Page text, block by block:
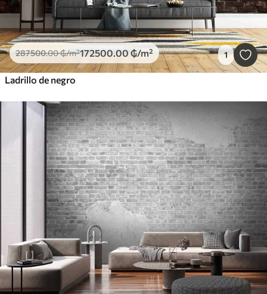
287500.00₲/m²172500.00 ₲/m² 1
Ladrillo de negro